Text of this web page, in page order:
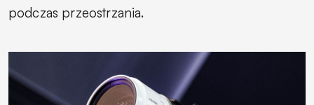
podczas przeostrzania.